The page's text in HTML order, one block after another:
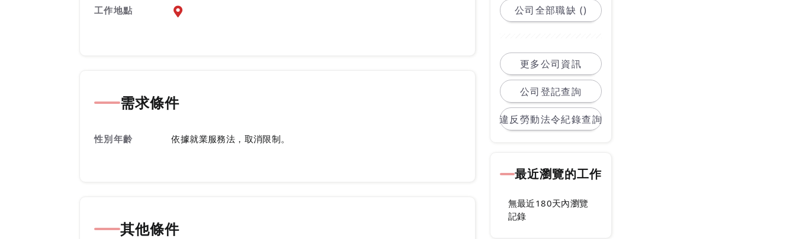
工作地點 前往查看地圖
需求條件
性別年齡 依據就業服務法，取消限制。
其他條件
公司全部職缺 ()
更多公司資訊
公司登記查詢
違反勞動法令紀錄查詢
最近瀏覽的工作
無最近180天內瀏覽
記錄